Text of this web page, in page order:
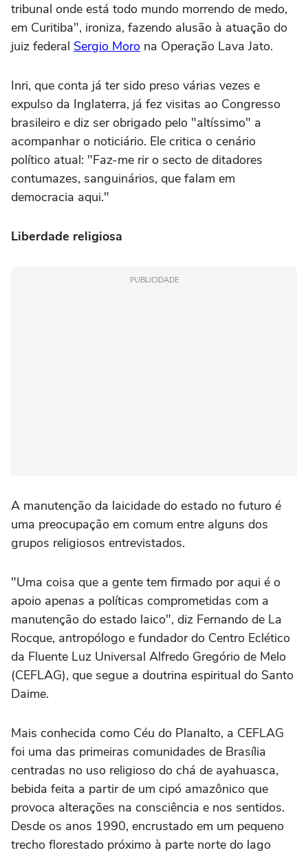
tribunal onde está todo mundo morrendo de medo,
em Curitiba", ironiza, fazendo alusão à atuação do
juiz federal Sergio Moro na Operação Lava Jato.
Inri, que conta já ter sido preso várias vezes e
expulso da Inglaterra, já fez visitas ao Congresso
brasileiro e diz ser obrigado pelo "altíssimo" a
acompanhar o noticiário. Ele critica o cenário
político atual: "Faz-me rir o secto de ditadores
contumazes, sanguinários, que falam em
democracia aqui."
Liberdade religiosa
PUBLICIDADE
A manutenção da laicidade do estado no futuro é
uma preocupação em comum entre alguns dos
grupos religiosos entrevistados.
"Uma coisa que a gente tem firmado por aqui é o
apoio apenas a políticas comprometidas com a
manutenção do estado laico", diz Fernando de La
Rocque, antropólogo e fundador do Centro Eclético
da Fluente Luz Universal Alfredo Gregório de Melo
(CEFLAG), que segue a doutrina espiritual do Santo
Daime.
Mais conhecida como Céu do Planalto, a CEFLAG
foi uma das primeiras comunidades de Brasília
centradas no uso religioso do chá de ayahuasca,
bebida feita a partir de um cipó amazônico que
provoca alterações na consciência e nos sentidos.
Desde os anos 1990, encrustado em um pequeno
trecho florestado próximo à parte norte do lago